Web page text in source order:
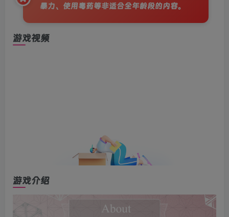
暴力、使用毒药等非适合全年龄段的内容。
游戏视频
游戏介绍